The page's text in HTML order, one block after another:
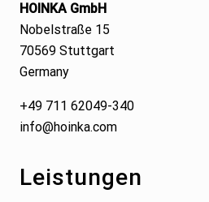
HOINKA GmbH
Nobelstraße 15
70569 Stuttgart
Germany
+49 711 62049-340
info@hoinka.com
Leistungen